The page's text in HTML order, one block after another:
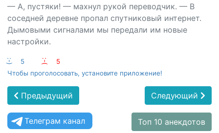
— А, пустяки! — махнул рукой переводчик. — В
соседней деревне пропал спутниковый интернет.
Дымовыми сигналами мы передали им новые
настройки.
:-) 5 :-(
5
Чтобы проголосовать, установите приложение!
Предыдущий Следующий
Телеграм канал Топ 10 анекдотов